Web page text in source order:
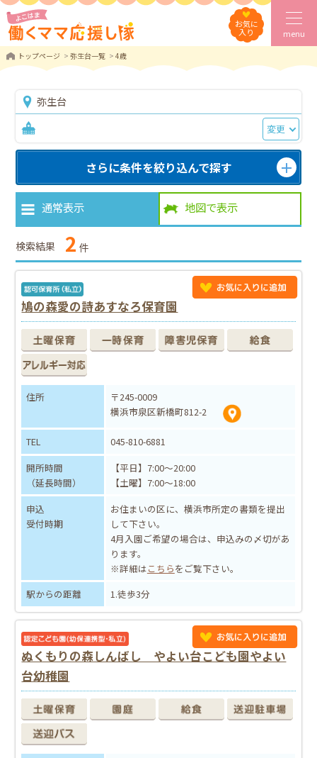
menu
お気に
入り
トップページ 弥生台一覧 4歳
弥生台
変更
さらに条件を絞り込んで探す
地図で表示
通常表示
検索結果 2 件
鳩の森愛の詩あすなろ保育園
住所
〒245-0009
横浜市泉区新橋町812-2
TEL
045-810-6881
開所時間
（延長時間）
【平日】7:00～20:00
【土曜】7:00～18:00
申込
受付時期
お住まいの区に、横浜市所定の書類を提出
して下さい。
4月入園ご希望の場合は、申込みの〆切があ
ります。
※詳細はこちらをご覧下さい。
駅からの距離
1.徒歩3分
ぬくもりの森しんばし やよい台こども園やよい
台幼稚園